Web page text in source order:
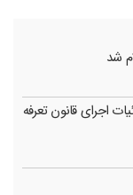
شد
جزئیات اجرای قانون تعرفه